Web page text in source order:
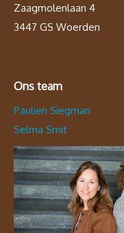
Zaagmolenlaan 4
3447 GS Woerden
Ons team
Paulien Siegman
Selma Smit